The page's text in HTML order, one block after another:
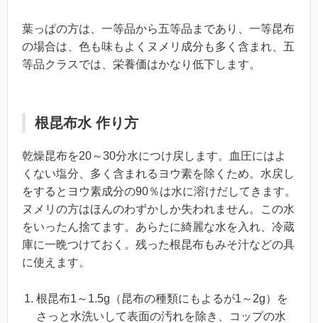
葉っぱの方は、一等品から五等品まであり、一等昆布
の場合は、色も味もよくヌメリ成分も多く含まれ、五
等品クラスでは、栄養価はかなり低下します。
根昆布水 作り方
乾燥昆布を20～30分水につけ戻します。血圧にはよ
くない塩分、多く含まれるヨウ素を除くため。水戻し
をするとヨウ素成分の90％は水に溶けだしてきます。
ヌメリの方はほんのわずかしか失われません。この水
をいったん捨てます。あらたに綺麗な水を入れ、冷蔵
庫に一晩つけておく。残った根昆布もみそ汁などの具
に使えます。
根昆布1～1.5g（昆布の種類にもよるが1～2g）を
さっと水洗いして表面の汚れを除き、コップの水